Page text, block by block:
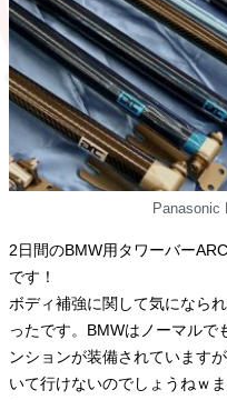
Panasonic
2日間のBMW用タワーバー
です！
ボディ補強に関して気になら
ったです。BMWはノーマル
ンションが装備されています
いて行けないのでしょうねｗ